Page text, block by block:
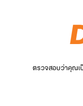
ตรวจสอบว่าคุณเ